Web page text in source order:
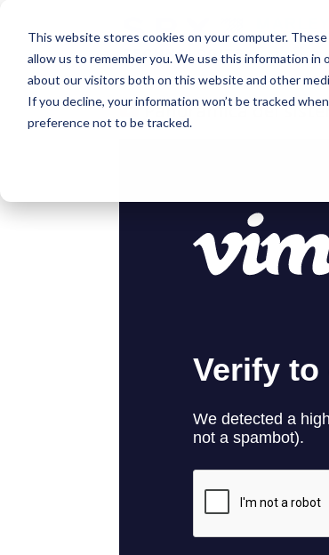
This website stores cookies on your computer.
allow us to remember you. We use this information
about our visitors both on this website and other
If you decline, your information won’t be tracked
preference not to be tracked.Panoramica del